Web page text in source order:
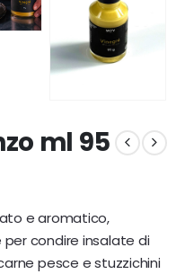
ml 95
e aromatico,
condire insalate di
pesce e stuzzichini